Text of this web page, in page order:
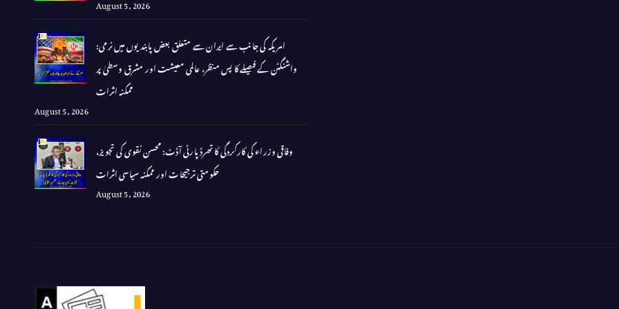
امریکہ کی جانب سے ایران سے متعلق بعض پابندیوں میں نرمی:
واشنگٹن کے فیصلے کا پس منظر، عالمی معیشت اور مشرق وسطیٰ پر
ممکنہ اثرات
August 5, 2026
وفاقی وزراء کی کارکردگی کا تھرڈ پارٹی آڈٹ: محسن نقوی کی تجویز،
حکومتی ترجیحات اور ممکنہ سیاسی اثرات
August 5, 2026